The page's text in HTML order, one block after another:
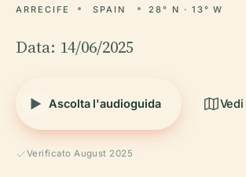
ARRECIFE SPAIN 28° N · 13° W
Data: 14/06/2025
Ascolta l'audioguida
Verificato August 2025